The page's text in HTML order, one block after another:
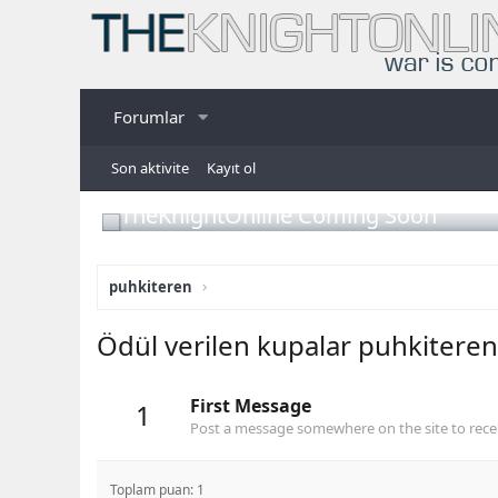
Forumlar
Son aktivite Kayıt ol
TheKnightOnline Coming Soon
puhkiteren
Ödül verilen kupalar puhkiteren
1
First Message
Post a message somewhere on the site to
Toplam puan: 1